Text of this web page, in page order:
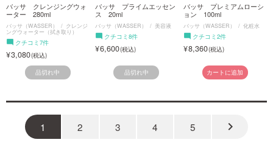
バッサ クレンジングウォ
ーター 280ml
バッサ（WASSER） クレンジ
ングウォーター（拭き取り）
クチコミ7件
3,080
品切れ中
バッサ プライムエッセン
ス 20ml
バッサ（WASSER） 美容液
クチコミ8件
6,600
品切れ中
バッサ プレミアムローシ
ョン 100ml
バッサ（WASSER） 化粧水
クチコミ2件
8,360
カートに追加
1 2 3 4 5 keyboard_arrow_right